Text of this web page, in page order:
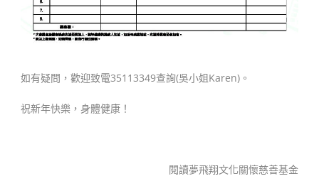
如有疑問，歡迎致電35113349查詢(吳小姐Karen)。
祝新年快樂，身體健康！
閱讀夢飛翔文化關懷慈善基金